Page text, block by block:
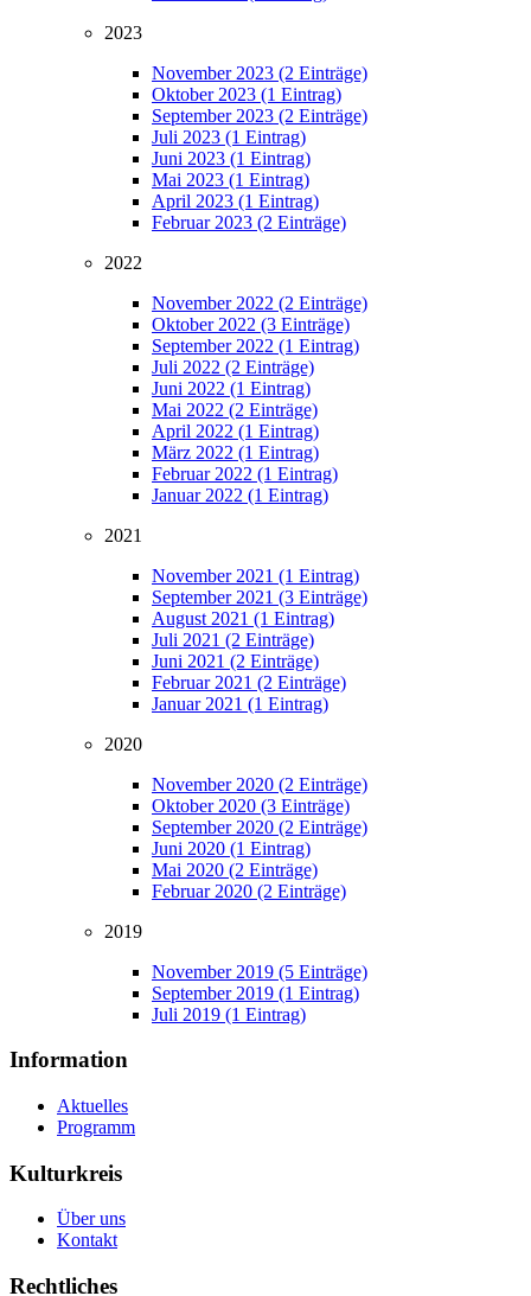
2023
November 2023 (2 Einträge)
Oktober 2023 (1 Eintrag)
September 2023 (2 Einträge)
Juli 2023 (1 Eintrag)
Juni 2023 (1 Eintrag)
Mai 2023 (1 Eintrag)
April 2023 (1 Eintrag)
Februar 2023 (2 Einträge)
2022
November 2022 (2 Einträge)
Oktober 2022 (3 Einträge)
September 2022 (1 Eintrag)
Juli 2022 (2 Einträge)
Juni 2022 (1 Eintrag)
Mai 2022 (2 Einträge)
April 2022 (1 Eintrag)
März 2022 (1 Eintrag)
Februar 2022 (1 Eintrag)
Januar 2022 (1 Eintrag)
2021
November 2021 (1 Eintrag)
September 2021 (3 Einträge)
August 2021 (1 Eintrag)
Juli 2021 (2 Einträge)
Juni 2021 (2 Einträge)
Februar 2021 (2 Einträge)
Januar 2021 (1 Eintrag)
2020
November 2020 (2 Einträge)
Oktober 2020 (3 Einträge)
September 2020 (2 Einträge)
Juni 2020 (1 Eintrag)
Mai 2020 (2 Einträge)
Februar 2020 (2 Einträge)
2019
November 2019 (5 Einträge)
September 2019 (1 Eintrag)
Juli 2019 (1 Eintrag)
Information
Aktuelles
Programm
Kulturkreis
Über uns
Kontakt
Rechtliches